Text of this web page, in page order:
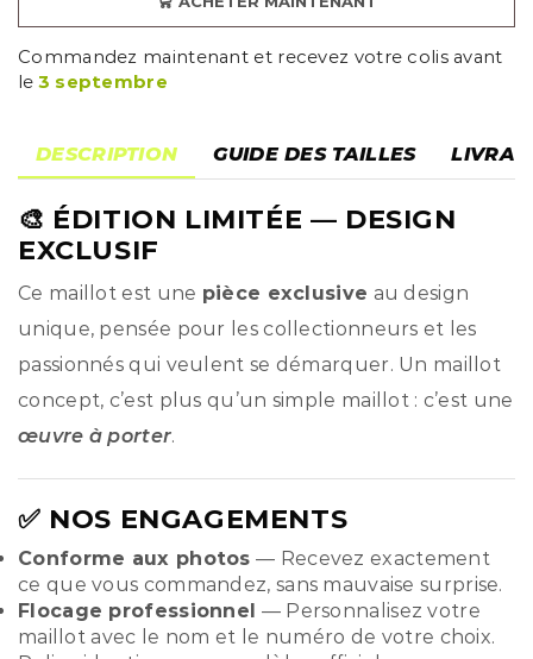
Commandez maintenant et recevez votre colis avant
le 3 septembre
DESCRIPTION GUIDE DES TAILLES
🎨 ÉDITION LIMITÉE — DESIGN
EXCLUSIF
Ce maillot est une pièce exclusive au design
unique, pensée pour les collectionneurs et les
passionnés qui veulent se démarquer. Un maillot
concept, c’est plus qu’un simple maillot : c’est une
œuvre à porter.
✅ NOS ENGAGEMENTS
Conforme aux photos — Recevez exactement
ce que vous commandez, sans mauvaise surprise.
Flocage professionnel — Personnalisez votre
maillot avec le nom et le numéro de votre choix.